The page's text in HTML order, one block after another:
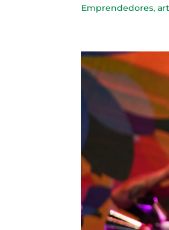
Emprendedores,